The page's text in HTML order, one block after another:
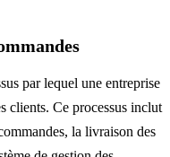
par lequel une entreprise
clients. Ce processus inclut
la livraison des